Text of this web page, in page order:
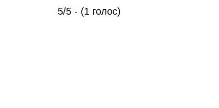
5/5 - (1 голос)